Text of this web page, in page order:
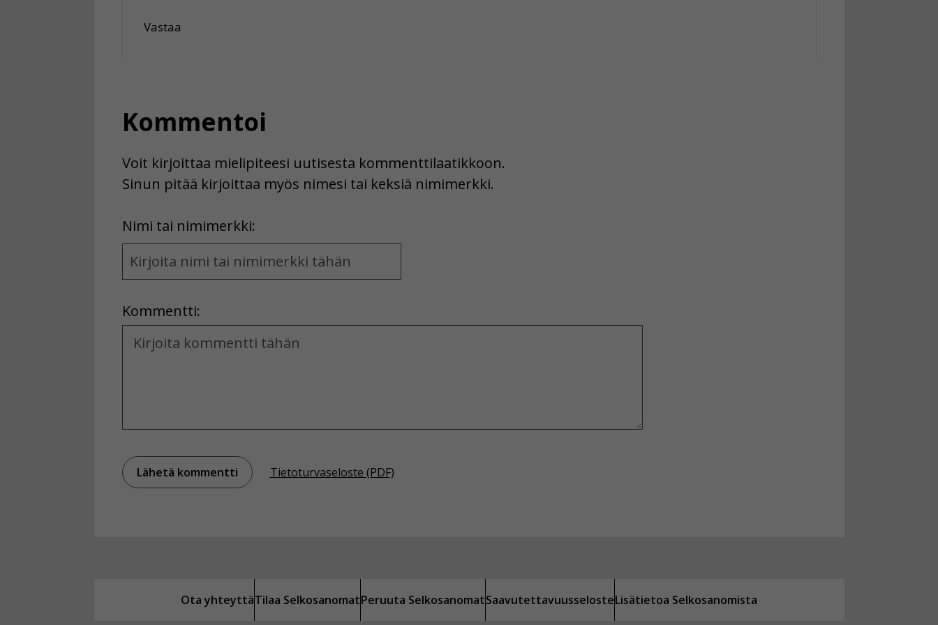
Vastaa
Kommentoi
Voit kirjoittaa mielipiteesi uutisesta kommenttilaatikkoon.
Sinun pitää kirjoittaa myös nimesi tai keksiä nimimerkki.
Nimi tai nimimerkki:
Name
and
Kommentti:
Kommentti
Tietoturvaseloste (PDF)
Ota yhteyttäTilaa SelkosanomatPeruuta SelkosanomatSaavutettavuusselosteLisätietoa Selkosanomista